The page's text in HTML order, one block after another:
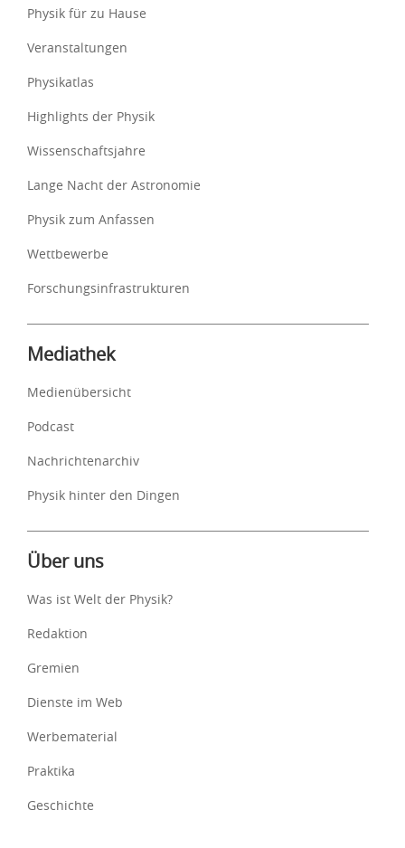
Physik für zu Hause
Veranstaltungen
Physikatlas
Highlights der Physik
Wissenschaftsjahre
Lange Nacht der Astronomie
Physik zum Anfassen
Wettbewerbe
Forschungsinfrastrukturen
Mediathek
Medienübersicht
Podcast
Nachrichtenarchiv
Physik hinter den Dingen
Über uns
Was ist Welt der Physik?
Redaktion
Gremien
Dienste im Web
Werbematerial
Praktika
Geschichte